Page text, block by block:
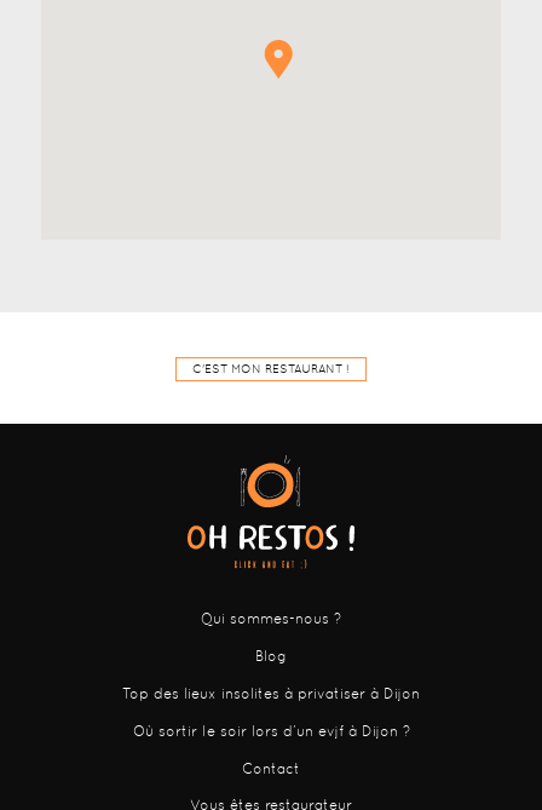
C'EST MON RESTAURANT !
Qui sommes-nous ?
Blog
Top des lieux insolites à privatiser à Dijon
Où sortir le soir lors d’un evjf à Dijon ?
Contact
Vous êtes restaurateur